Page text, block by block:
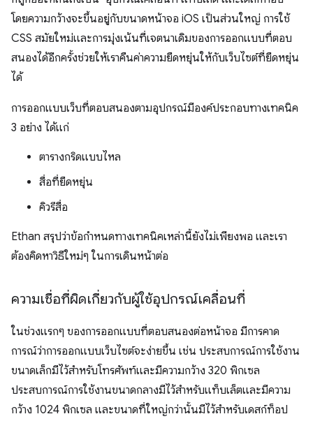
โดยความกว้างจะขึ้นอยู่กับขนาดหน้าจอ iOS เป็นส่วนใหญ่ การใช้
CSS สมัยใหม่และการมุ่งเน้นที่เจตนาเดิมของการออกแบบที่ตอบ
สนองได้อีกครั้งช่วยให้เราคืนค่าความยืดหยุ่นให้กับเว็บไซต์ที่ยืดหยุ่น
ได้
การออกแบบเว็บที่ตอบสนองตามอุปกรณ์มีองค์ประกอบทางเทคนิค
3 อย่าง ได้แก่
ตารางกริดแบบไหล
สื่อที่ยืดหยุ่น
คิวรีสื่อ
Ethan สรุปว่าข้อกำหนดทางเทคนิคเหล่านี้ยังไม่เพียงพอ และเรา
ต้องคิดหาวิธีใหม่ๆ ในการเดินหน้าต่อ
ความเชื่อที่ผิดเกี่ยวกับผู้ใช้อุปกรณ์เคลื่อนที่
ในช่วงแรกๆ ของการออกแบบที่ตอบสนองต่อหน้าจอ มีการคาด
การณ์ว่าการออกแบบเว็บไซต์จะง่ายขึ้น เช่น ประสบการณ์การใช้งาน
ขนาดเล็กมีไว้สำหรับโทรศัพท์และมีความกว้าง 320 พิกเซล
ประสบการณ์การใช้งานขนาดกลางมีไว้สำหรับแท็บเล็ตและมีความ
กว้าง 1024 พิกเซล และขนาดที่ใหญ่กว่านั้นมีไว้สำหรับเดสก์ท็อป